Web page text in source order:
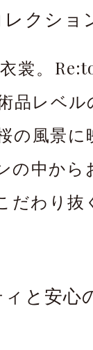
クショ
裳。
品レベ
の風景に
の中から
だわり
と安心